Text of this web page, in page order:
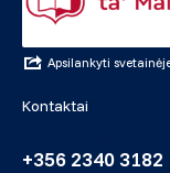
Apsilankyti
Kontaktai
+356 2340 3182